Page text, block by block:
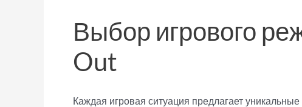
Выбор игрового
Out
Каждая игровая ситуация предлагает